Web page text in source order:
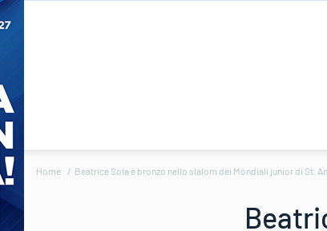
Home Beatrice Sola è bronzo nello slalom dei Mondiali junior di St.